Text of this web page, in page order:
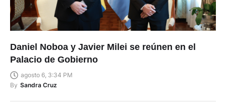
Daniel Noboa y Javier Milei se reúnen en el
Palacio de Gobierno
agosto 6, 3:34 PM
By Sandra Cruz